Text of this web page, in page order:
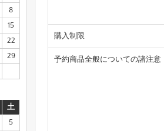
購入制限
予約商品全般についての諸注意
8
15
22
29
土
5